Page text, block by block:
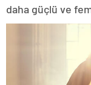
daha güçlü ve